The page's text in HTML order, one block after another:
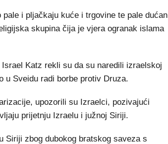
i pljačkaju kuće i trgovine te pale dućan
skupina čija je vjera ogranak islama
Katz rekli su da su naredili izraelskoj
u Sveidu radi borbe protiv Druza.
upozorili su Izraelci, pozivajući
prijetnju Izraelu i južnoj Siriji.
Siriji zbog dubokog bratskog saveza s